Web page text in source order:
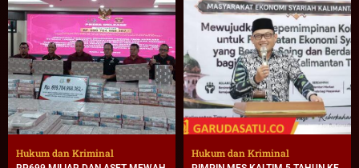
Hukum dan Kriminal Hukum dan Kriminal